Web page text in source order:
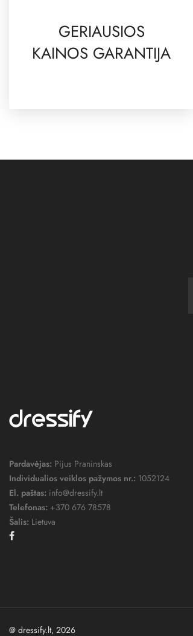
GERIAUSIOS
KAINOS GARANTIJA
Pardavėjas: Pijus Praninskas
Individualios veiklos pažymos nr.: 1052124
El. paštas: info@dressify.lt
Telefonas: +370 676 78578
Šalis: Lietuva
@ dressify.lt, 2026